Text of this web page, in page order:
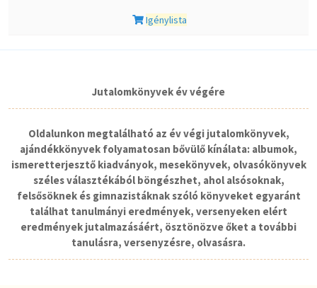
Igénylista
Jutalomkönyvek év végére
Oldalunkon megtalálható az év végi jutalomkönyvek,
ajándékkönyvek folyamatosan bővülő kínálata: albumok,
ismeretterjesztő kiadványok, mesekönyvek, olvasókönyvek
széles választékából böngészhet, ahol alsósoknak,
felsősöknek és gimnazistáknak szóló könyveket egyaránt
találhat tanulmányi eredmények, versenyeken elért
eredmények jutalmazásáért, ösztönözve őket a további
tanulásra, versenyzésre, olvasásra.